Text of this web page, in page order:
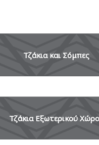
Τζάκια και Σόμπες
Τζάκια Εξωτερικού